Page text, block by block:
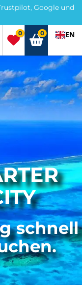
Google und
5741 3222690
0 0 EN
schnell